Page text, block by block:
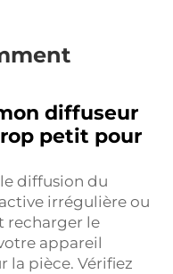
diffuseur
petit pour
diffusion du
irrégulière ou
recharger le
appareil
pièce. Vérifiez